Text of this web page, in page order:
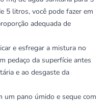
5 litros, você pode fazer em
adequada de
e esfregar a mistura no
pedaço da superfície antes
e ao desgaste da
um pano úmido e seque com